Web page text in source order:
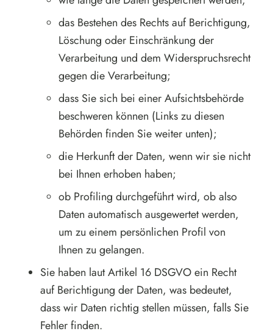
das Bestehen des Rechts auf Berichtigung,
Löschung oder Einschränkung der
Verarbeitung und dem Widerspruchsrecht
gegen die Verarbeitung;
dass Sie sich bei einer Aufsichtsbehörde
beschweren können (Links zu diesen
Behörden finden Sie weiter unten);
die Herkunft der Daten, wenn wir sie nicht
bei Ihnen erhoben haben;
ob Profiling durchgeführt wird, ob also
Daten automatisch ausgewertet werden,
um zu einem persönlichen Profil von
Ihnen zu gelangen.
Sie haben laut Artikel 16 DSGVO ein Recht
auf Berichtigung der Daten, was bedeutet,
dass wir Daten richtig stellen müssen, falls Sie
Fehler finden.